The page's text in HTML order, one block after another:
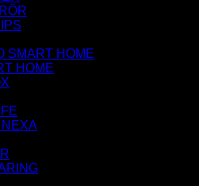
SMART HOME
HOME